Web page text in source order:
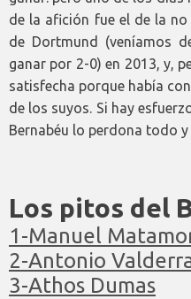
de la afición fue el de la
de Dortmund (veníamos
ganar por 2-0) en 2013, y,
satisfecha porque había
de los suyos. Si hay
Bernabéu lo perdona todo y
Los pitos del
1-Manuel
2-Antonio
3-Athos Dumas